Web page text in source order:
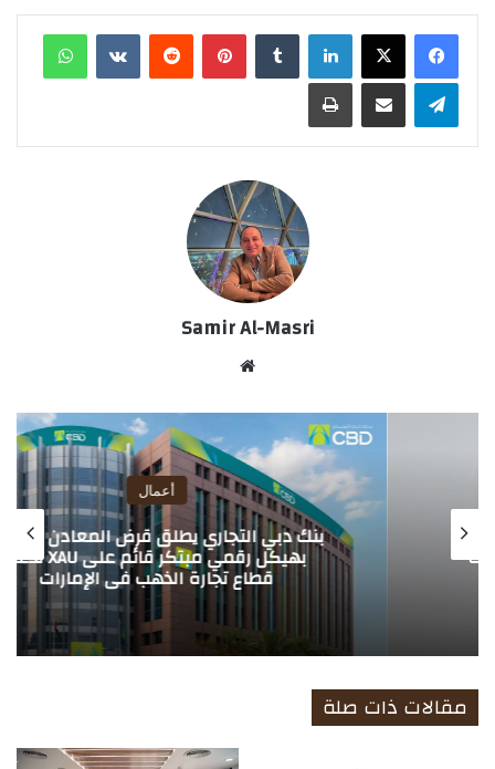
لينكدإن بينتيريست
Samir Al-Masri
الوي
ب
أعمال
بنك دبي التجاري يطلق قرض المعادن الثمينة
بهيكل رقمي مبتكر قائم على XAU لدعم
قطاع تجارة الذهب في الإمارات
مقالات ذات صلة